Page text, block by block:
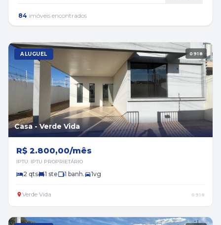
84 imóveis encontrados
ALUGUEL 0918
Casa - Verde Vida
R$ 2.800,00/mês
IPTU: IPTU PROPRIETÁRIO
2 qts 1 ste 1 banh. 1vg
Verde Vida 0918